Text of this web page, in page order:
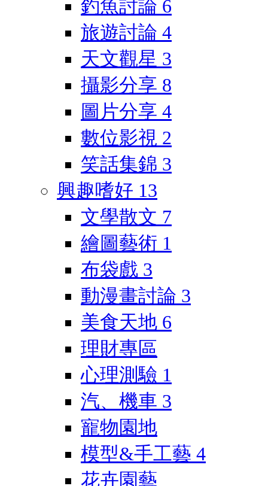
釣魚討論 6
旅遊討論 4
天文觀星 3
攝影分享 8
圖片分享 4
數位影視 2
笑話集錦 3
興趣嗜好 13
文學散文 7
繪圖藝術 1
布袋戲 3
動漫畫討論 3
美食天地 6
理財專區
心理測驗 1
汽、機車 3
寵物園地
模型&手工藝 4
花卉園藝